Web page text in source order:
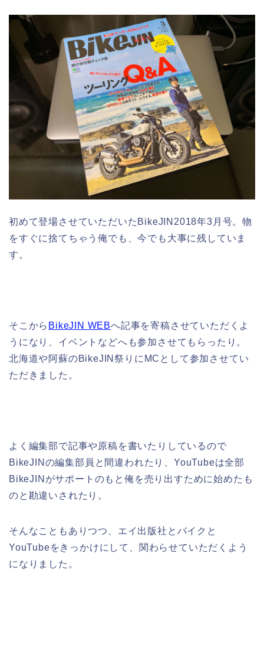
初めて登場させていただいたBikeJIN2018年3月号。物
をすぐに捨てちゃう俺でも、今でも大事に残していま
す。
そこから BikeJIN WEBへ記事を寄稿させていただくよ
うになり、イベントなどへも参加させてもらったり。
北海道や阿蘇のBikeJIN祭りにMCとして参加させてい
ただきました。
よく編集部で記事や原稿を書いたりしているので
BikeJINの編集部員と間違われたり、YouTubeは全部
BikeJINがサポートのもと俺を売り出すために始めたも
のと勘違いされたり。
そんなこともありつつ、エイ出版社とバイクと
YouTubeをきっかけにして、関わらせていただくよう
になりました。